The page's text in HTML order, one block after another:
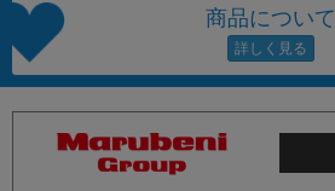
商品について